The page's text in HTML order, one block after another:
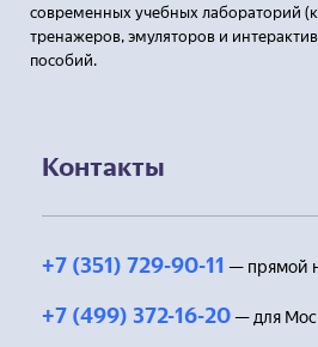
современных учебных лабораторий
тренажеров, эмуляторов и
пособий.
Контакты
+7 (351) 729-90-11 — прямой
+7 (499) 372-16-20 — для